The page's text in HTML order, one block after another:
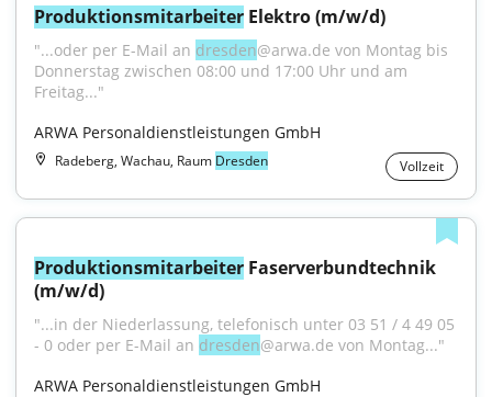
Produktionsmitarbeiter Elektro (m/w/d)
"...oder per E-Mail an dresden@arwa.de von Montag bis
Donnerstag zwischen 08:00 und 17:00 Uhr und am
Freitag..."
ARWA Personaldienstleistungen GmbH
Radeberg, Wachau, Raum Dresden Vollzeit
Produktionsmitarbeiter Faserverbundtechnik
(m/w/d)
"...in der Niederlassung, telefonisch unter 03 51 / 4 49 05
- 0 oder per E-Mail an dresden@arwa.de von Montag..."
ARWA Personaldienstleistungen GmbH